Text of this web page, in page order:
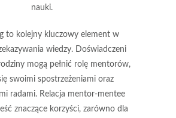
nauki.
to kolejny kluczowy element w
wiedzy. Doświadczeni
mogą pełnić rolę mentorów,
swoimi spostrzeżeniami oraz
radami. Relacja mentor-mentee
znaczące korzyści, zarówno dla